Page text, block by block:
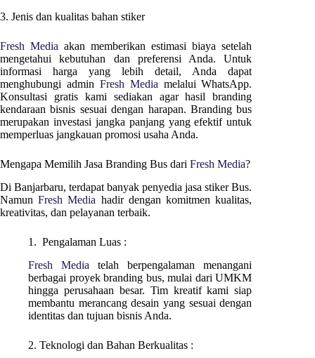
3. Jenis dan kualitas bahan stiker
Fresh Media akan memberikan estimasi biaya setelah
mengetahui kebutuhan dan preferensi Anda. Untuk
informasi harga yang lebih detail, Anda dapat
menghubungi admin Fresh Media melalui WhatsApp.
Konsultasi gratis kami sediakan agar hasil branding
kendaraan bisnis sesuai dengan harapan. Branding bus
merupakan investasi jangka panjang yang efektif untuk
memperluas jangkauan promosi usaha Anda.
Mengapa Memilih Jasa Branding Bus dari Fresh Media?
DiBanjarbaru, terdapat banyak penyedia jasa stiker Bus.
NamunFresh Media hadir dengan komitmen kualitas,
kreativitas, dan pelayanan terbaik.
1. Pengalaman Luas :
Fresh Media telah berpengalaman menangani
berbagai proyek branding bus, mulai dari UMKM
hingga perusahaan besar. Tim kreatif kami siap
membantu merancang desain yang sesuai dengan
identitas dan tujuan bisnis Anda.
2. Teknologi dan Bahan Berkualitas :